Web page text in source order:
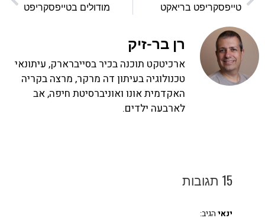
טייפסקריפט בריאקט מודולים בטייפסקריפט
רן בר-זיק
ארכיטקט תוכנה בכיר בסייברארק, עיתונאי
טכנולוגיה בעיתון דה מרקר, מרצה בקריה
האקדמית אונו ואוניברסיטת חיפה, אב
לארבעה ילדים.
15 תגובות
ינאי הגיב: